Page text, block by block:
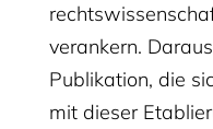
verankern.
Publikation, die
mit dieser